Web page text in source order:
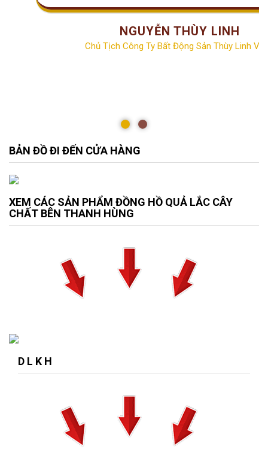
NGUYỄN THÙY LINH
Chủ Tịch Công Ty Bất Động Sản Thùy Linh
BẢN ĐỒ ĐI ĐẾN CỬA HÀNG
XEM CÁC SẢN PHẨM ĐỒNG HỒ QUẢ LẮC CÂY
CHẤT BÊN THANH HÙNG
D L K H